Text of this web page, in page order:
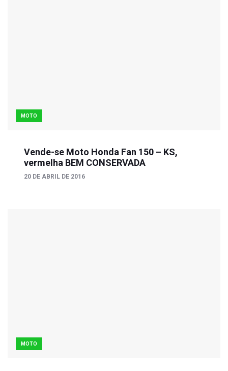
MOTO
Vende-se Moto Honda Fan 150 – KS,
vermelha BEM CONSERVADA
20 DE ABRIL DE 2016
MOTO